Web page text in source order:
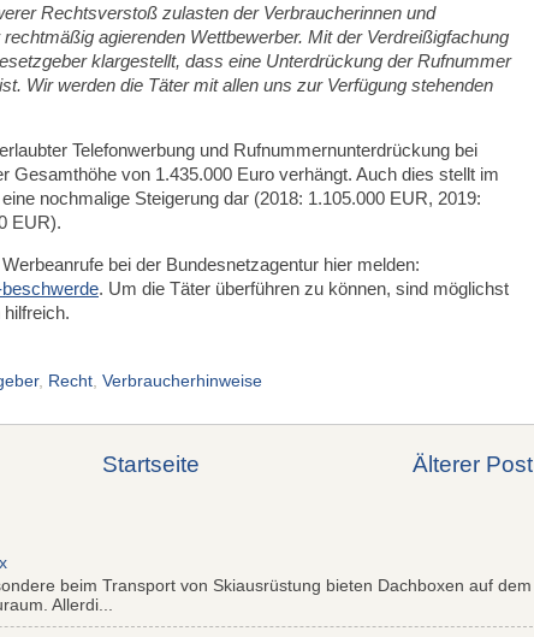
Rechtsverstoß zulasten der Verbraucherinnen und
agierenden Wettbewerber. Mit der Verdreißigfachung
klargestellt, dass eine Unterdrückung der Rufnummer
Wir werden die Täter mit allen uns zur Verfügung stehenden
Telefonwerbung und Rufnummernunterdrückung bei
Gesamthöhe von 1.435.000 Euro verhängt. Auch dies stellt im
nochmalige Steigerung dar (2018: 1.105.000 EUR, 2019:
EUR).
bei der Bundesnetzagentur hier melden:
. Um die Täter überführen zu können, sind möglichst
hilfreich.
, Recht, Verbraucherhinweise
Älterer Post
Startseite
beim Transport von Skiausrüstung bieten Dachboxen auf dem
Allerdi...